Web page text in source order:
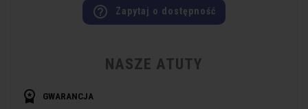
help_outline Zapytaj o dostępność
NASZE ATUTY
workspace_premium GWARANCJA